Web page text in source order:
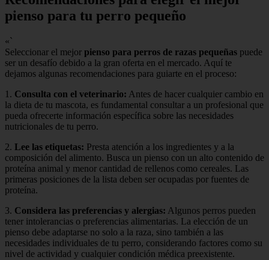
pienso para tu perro pequeño
«`
Seleccionar el mejor pienso para perros de razas pequeñas puede
ser un desafío debido a la gran oferta en el mercado. Aquí te
dejamos algunas recomendaciones para guiarte en el proceso:
1. Consulta con el veterinario: Antes de hacer cualquier cambio en
la dieta de tu mascota, es fundamental consultar a un profesional que
pueda ofrecerte información específica sobre las necesidades
nutricionales de tu perro.
2. Lee las etiquetas: Presta atención a los ingredientes y a la
composición del alimento. Busca un pienso con un alto contenido de
proteína animal y menor cantidad de rellenos como cereales. Las
primeras posiciones de la lista deben ser ocupadas por fuentes de
proteína.
3. Considera las preferencias y alergias: Algunos perros pueden
tener intolerancias o preferencias alimentarias. La elección de un
pienso debe adaptarse no solo a la raza, sino también a las
necesidades individuales de tu perro, considerando factores como su
nivel de actividad y cualquier condición médica preexistente.